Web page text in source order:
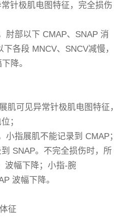
针极肌电图特征，完全损伤
部以下 CMAP、SNAP 消
各段 MNCV、SNCV减慢，
降。
肌可见异常针极肌电图特征，
；
指展肌不能记录到 CMAP；
SNAP。不完全损伤时，所
波幅下降；小指-腕
波幅下降。
征